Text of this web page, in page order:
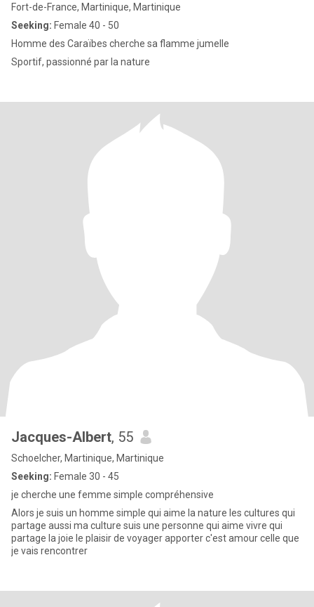
Fort-de-France, Martinique, Martinique
Seeking: Female 40 - 50
Homme des Caraïbes cherche sa flamme jumelle
Sportif, passionné par la nature
Jacques-Albert, 55
Schoelcher, Martinique, Martinique
Seeking: Female 30 - 45
je cherche une femme simple compréhensive
Alors je suis un homme simple qui aime la nature les cultures qui
partage aussi ma culture suis une personne qui aime vivre qui
partage la joie le plaisir de voyager apporter c'est amour celle que
je vais rencontrer